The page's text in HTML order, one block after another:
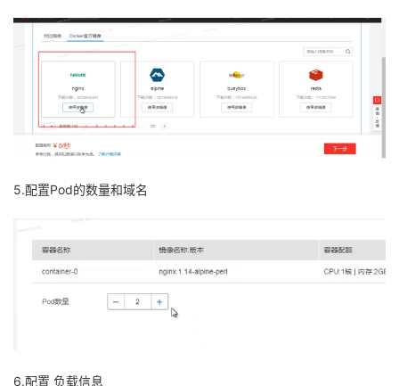
5.配置Pod的数量和域名
6.配置 负载信息